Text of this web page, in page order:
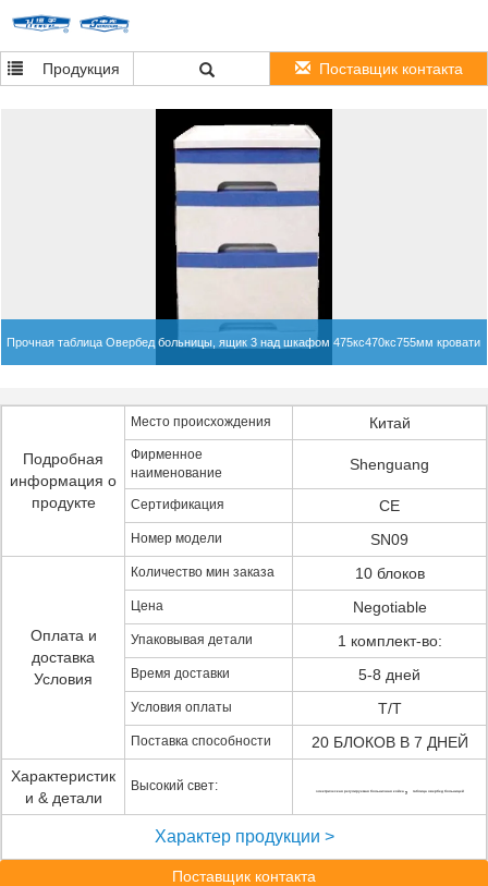
Продукция Поставщик контакта
Прочная таблица Овербед больницы, ящик 3 над шкафом 475кс470кс755мм кровати
Подробная
информация о
продукте
Место происхождения Китай
Фирменное
наименование
Shenguang
Сертификация CE
Номер модели SN09
Оплата и
доставка
Условия
Количество мин заказа 10 блоков
Цена Negotiable
Упаковывая детали 1 комплект-во:
Время доставки 5-8 дней
Условия оплаты T/T
Поставка способности
20 БЛОКОВ В 7 ДНЕЙ
Характеристик
и & детали
Высокий свет: электрическая регулируемая больничная койка, таблица овербед больницей
Характер продукции >
Поставщик контакта